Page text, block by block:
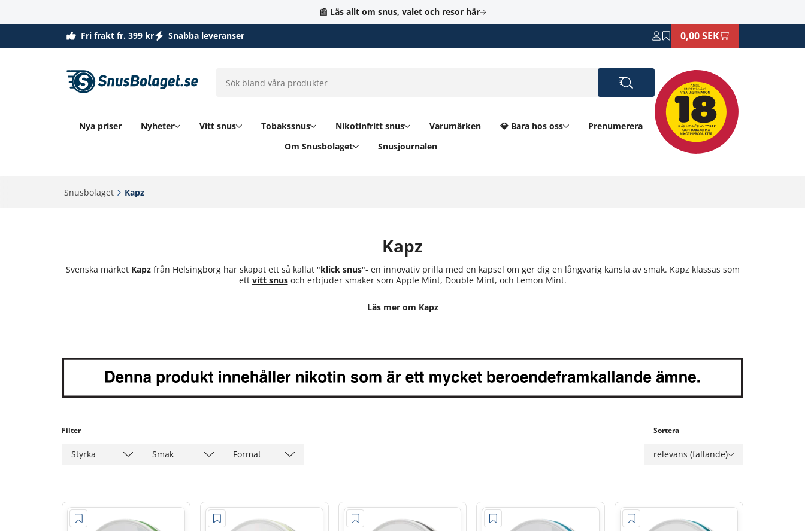
📰 Läs allt om snus, valet och resor här
Fri frakt fr. 399 kr Snabba leveranser 0,00 SEK
Nya priser Nyheter Vitt snus Tobakssnus Nikotinfritt snus Varumärken 💎 Bara hos oss
Prenumerera
Om Snusbolaget
Snusjournalen
Snusbolaget‎ Kapz‎
Kapz
Svenska märket Kapzfrån Helsingborg har skapat ett så kallat "klick snus"- en innovativ prilla med en kapsel om ger dig en långvarig känsla av smak. Kapz klassas som
ett vitt snusoch erbjuder smaker som Apple Mint, Double Mint, och Lemon Mint.
Läs mer om Kapz
Filter Sortera
relevans (fallande)
Styrka Smak Format